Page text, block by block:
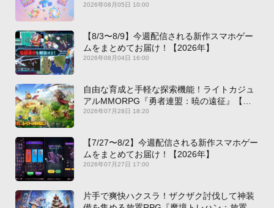
2026年08月05日 10:00
【8/3〜8/9】今週配信される新作スマホゲー
ムをまとめてお届け！【2026年】
2026年08月04日 16:00
自由な育成と手軽な探索機能！ライトカジュ
アルMMORPG『勇者連盟：暁の遠征』【最
新作PICKUP】
2026年07月28日 18:20
【7/27〜8/2】今週配信される新作スマホゲー
ムをまとめてお届け！【2026年】
2026年07月27日 17:00
片手で爽快ハクスラ！ザクザク討伐して神装